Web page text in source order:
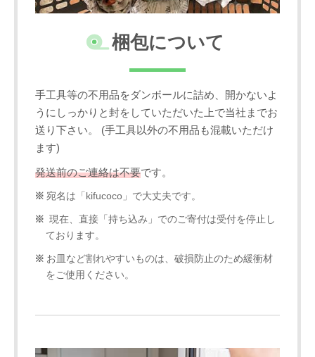
梱包について
手工具等の不用品をダンボールに詰め、開かないよ
うにしっかりと封をしていただいた上で当社までお
送り下さい。 (手工具以外の不用品も混載いただけ
ます)
発送前のご連絡は不要です。
宛名は「kifucoco」で大丈夫です。
現在、直接「持ち込み」でのご寄付は受付を停止し
ております。
お皿など割れやすいものは、破損防止のため緩衝材
をご使用ください。